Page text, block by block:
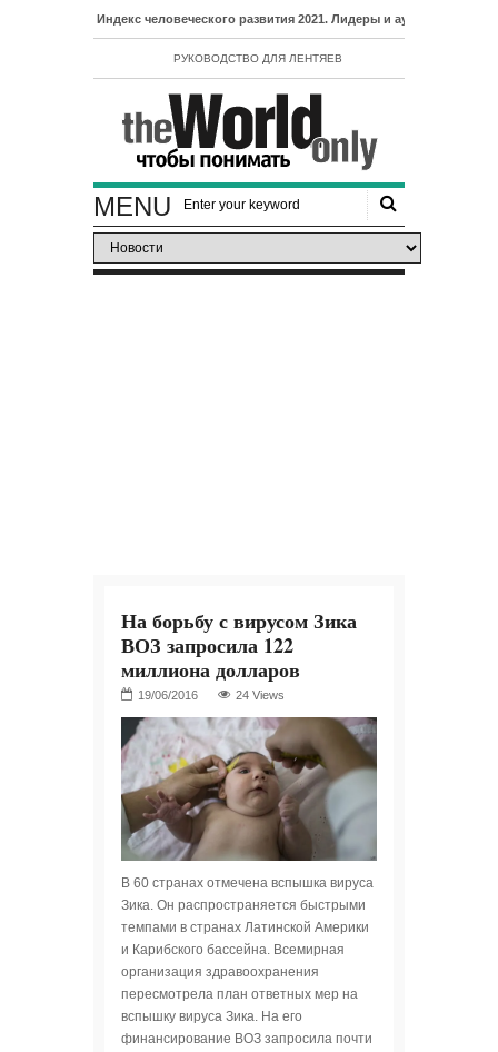
- Индекс человеческого развития 2021. Лидеры и аутсайдеры рейтинга
РУКОВОДСТВО ДЛЯ ЛЕНТЯЕВ
MENU
На борьбу с вирусом Зика
ВОЗ запросила 122
миллиона долларов
24 Views
В 60 странах отмечена вспышка вируса
Зика. Он распространяется быстрыми
темпами в странах Латинской Америки
и Карибского бассейна. Всемирная
организация здравоохранения
пересмотрела план ответных мер на
вспышку вируса Зика. На его
финансирование ВОЗ запросила почти